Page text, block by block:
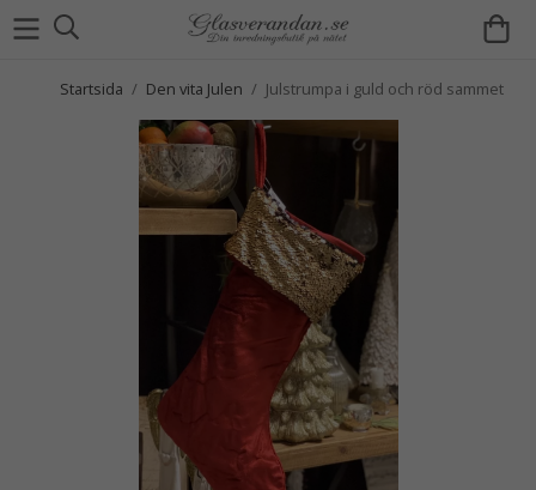
Startsida / Den vita Julen / Julstrumpa i guld och röd sammet